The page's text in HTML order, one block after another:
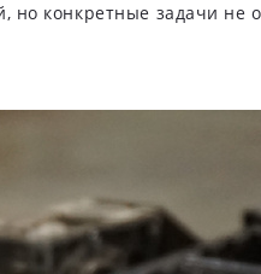
но конкретные задачи не